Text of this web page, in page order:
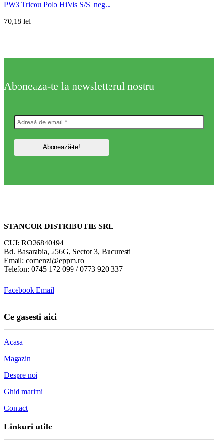
PW3 Tricou Polo HiVis S/S, neg...
70,18 lei
Aboneaza-te la newsletterul nostru
STANCOR DISTRIBUTIE SRL
CUI: RO26840494
Bd. Basarabia, 256G, Sector 3, Bucuresti
Email: comenzi@eppm.ro
Telefon: 0745 172 099 / 0773 920 337
Facebook Email
Ce gasesti aici
Acasa
Magazin
Despre noi
Ghid marimi
Contact
Linkuri utile